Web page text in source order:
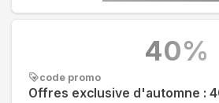
code promo
Offres exclusive d'automne :
40%